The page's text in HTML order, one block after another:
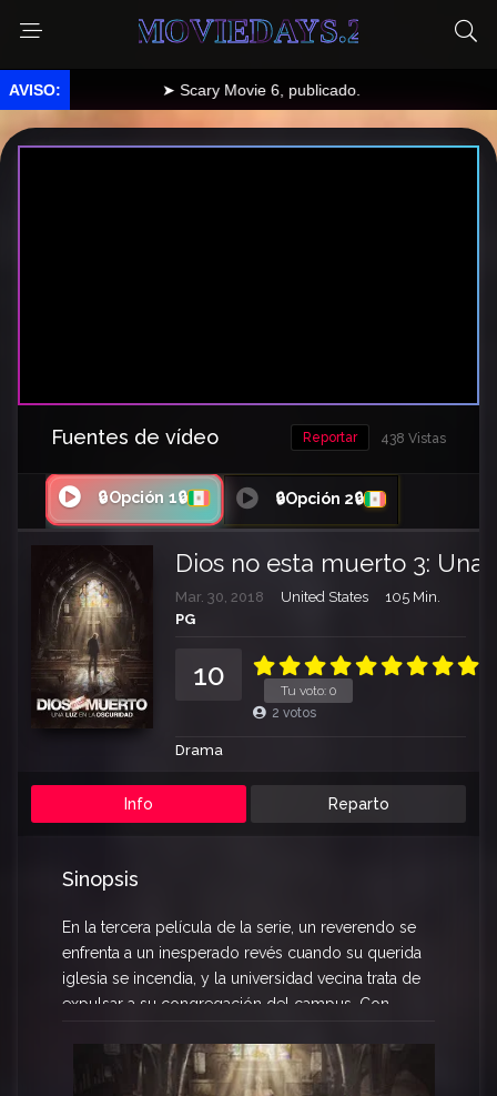
MOVIEDAYS.2
➤ Scary Movie 6, publicado.
Fuentes de vídeo 438 Vistas
Reportar
🔒Opción 1🔒 🔒Opción 2🔒
Dios no esta muerto 3:
Mar. 30, 2018 United States
105 Min.
PG
Tu voto: 0
10
2 votos
Drama
Info Reparto
Sinopsis
En la tercera película de la serie, un reverendo se
enfrenta a un inesperado revés cuando su querida
iglesia se incendia, y la universidad vecina trata de
expulsar a su congregación del campus. Con
la escuela, y su viejo amigo, no dudará en
involucrarlos en una batalla legal. Sin salida, el